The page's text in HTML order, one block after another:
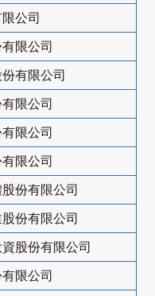
公司
限公司
有限公司
限公司
限公司
限公司
份有限公司
份有限公司
股份有限公司
限公司